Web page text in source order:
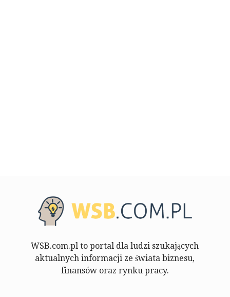
WSB.com.pl to portal dla ludzi szukających
aktualnych informacji ze świata biznesu,
finansów oraz rynku pracy.